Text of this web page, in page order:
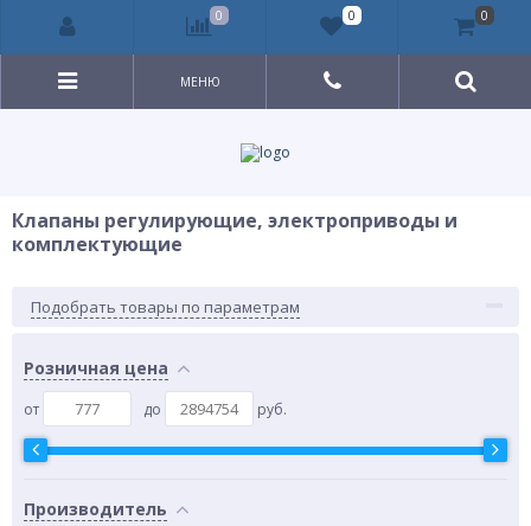
МЕНЮ
Клапаны регулирующие, электроприводы и
комплектующие
Подобрать товары по параметрам
Розничная цена
от до руб.
Производитель
0 0 0